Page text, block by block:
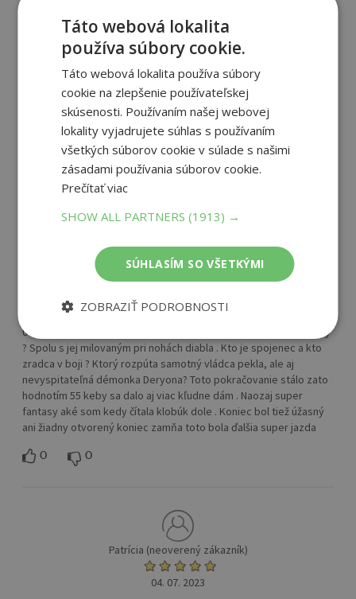
5 / 5
(4 recenzie)
Michaela (neoverený zákazník)
21. 10. 2024
samého konca ja sa už teraz teším na ďalší diel odporúčam
prečítať. Vivien prežíva stratu milovaného Adriena vyrovnáva sa s
tým ťažko . Avšak život musí ísť bezohľahľadne ďalej , no pre ňu to
už nemá zmysel. No lenže v tajuplnom svete mimo toho ľudského
sa veci neustále hýbu, a stret týchto dvoch sfér je nezvratný .
Ustojí to Vivien? Dokáže otvoriť svoje srdce citu , ktorý bol zabitý
? Spolu s jej milovaným pri nohách diabla . Kto je spojenec a kto
zradca v boji ? Ktorý rozpúta samotný vládca pekla, ale aj
nevyspitateľná démonka Deryona? Toto pokračovanie stálo zato
hodnotím 55 keby sa dalo aj viac kľudne dám . Naozaj super
fantasy aké som kedy čítala klobúk dole . Koniec bol tiež úžasný
ani žiadny otvorený koniec zamňa toto bola ďalšia super jazda
0 0
Patrícia (neoverený zákazník)
04. 07. 2023
Táto webová lokalita
používa súbory cookie.
Táto webová lokalita používa súbory
cookie na zlepšenie používateľskej
skúsenosti. Používaním našej webovej
lokality vyjadrujete súhlas s používaním
všetkých súborov cookie v súlade s našimi
zásadami používania súborov cookie.
Prečítať viac
SHOW ALL PARTNERS(1913) →
SÚHLASÍM SO VŠETKÝMI
ZOBRAZIŤ PODROBNOSTI